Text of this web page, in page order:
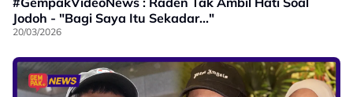
Jodoh - "Bagi Saya Itu Sekadar..."
20/03/2026